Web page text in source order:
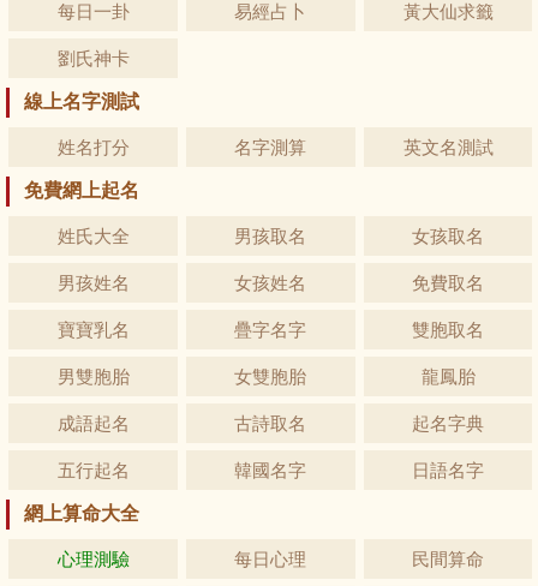
每日一卦 易經占卜 黃大仙求籤
劉氏神卡
線上名字測試
姓名打分 名字測算 英文名測試
免費網上起名
姓氏大全 男孩取名 女孩取名
男孩姓名 女孩姓名 免費取名
寶寶乳名 疊字名字 雙胞取名
男雙胞胎 女雙胞胎 龍鳳胎
成語起名 古詩取名 起名字典
五行起名 韓國名字 日語名字
網上算命大全
心理測驗 每日心理 民間算命